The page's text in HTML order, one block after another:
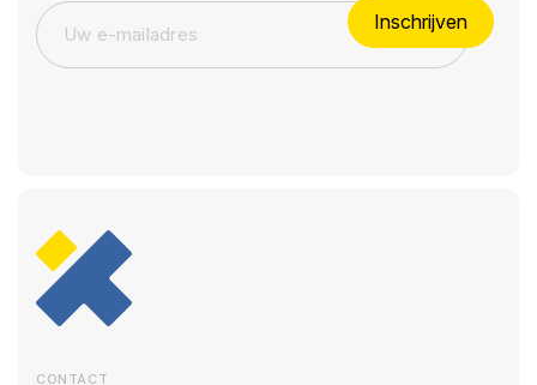
Inschrijven
CONTACT